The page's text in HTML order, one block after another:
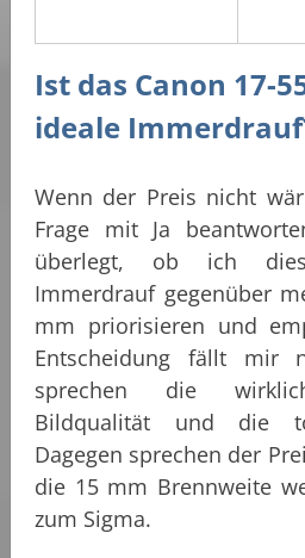
Ist das Canon 17-
ideale
Wenn der Preis nicht
Frage mit Ja
überlegt, ob ich
Immerdrauf gegenüber
mm priorisieren und
Entscheidung fällt mir
sprechen die
Bildqualität und die
Dagegen sprechen der
die 15 mm Brennweite
zum Sigma.